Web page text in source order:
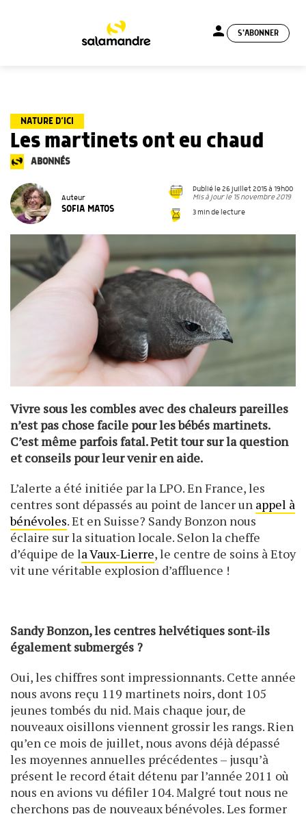
person S'ABONNER
NATURE D’ICI
Les martinets ont eu chaud
ABONNÉS
Auteur
SOFIA MATOS
Publié le 26 juillet 2015 à 19h00
Mis à jour le 15 novembre 2019
3 min de lecture
Vivre sous les combles avec des chaleurs pareilles
n’est pas chose facile pour les bébés martinets.
C’est même parfois fatal. Petit tour sur la question
et conseils pour leur venir en aide.
L’alerte a été initiée par la LPO. En France, les
centres sont dépassés au point de lancer un appel à
bénévoles. Et en Suisse? Sandy Bonzon nous
éclaire sur la situation locale. Selon la cheffe
d’équipe de la Vaux-Lierre, le centre de soins à Etoy
vit une véritable explosion d’affluence !
Sandy Bonzon, les centres helvétiques sont-ils
également submergés ?
Oui, les chiffres sont impressionnants. Cette année
nous avons reçu 119 martinets noirs, dont 105
jeunes tombés du nid. Mais chaque jour, de
nouveaux oisillons viennent grossir les rangs. Rien
qu’en ce mois de juillet, nous avons déjà dépassé
les moyennes annuelles précédentes – jusqu’à
présent le record était détenu par l’année 2011 où
nous en avions vu défiler 104. Malgré tout nous ne
cherchons pas de nouveaux bénévoles. Les former